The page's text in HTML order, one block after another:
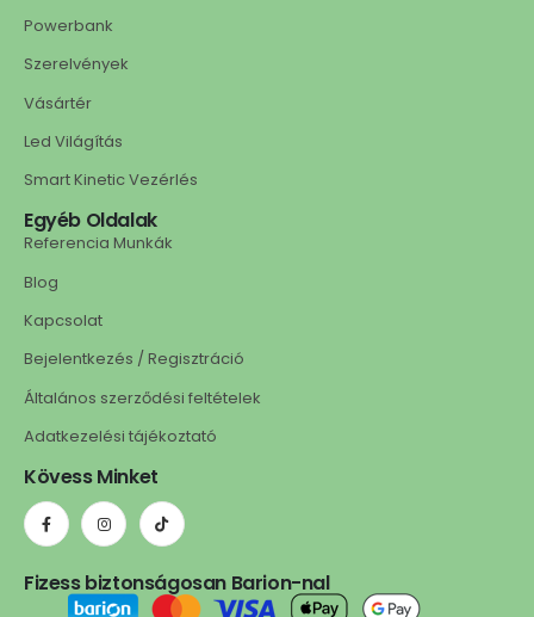
Powerbank
Szerelvények
Vásártér
Led Világítás
Smart Kinetic Vezérlés
Egyéb Oldalak
Referencia Munkák
Blog
Kapcsolat
Bejelentkezés / Regisztráció
Általános szerződési feltételek
Adatkezelési tájékoztató
Kövess Minket
Fizess biztonságosan Barion-nal